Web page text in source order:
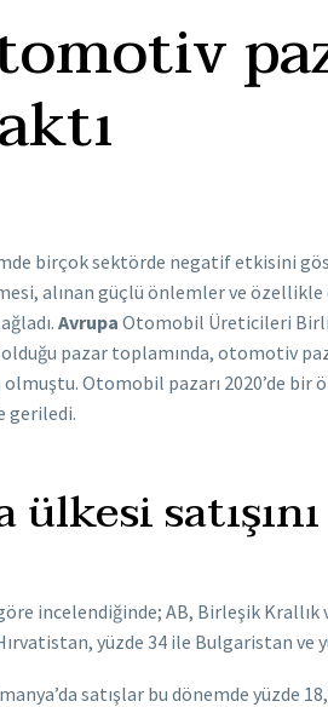
birçok sektörde negatif etkisini
alınan güçlü önlemler ve
Avrupa Otomobil Üreticileri
pazar toplamında, otomotiv
Otomobil pazarı 2020’de bir
geriledi.
incelendiğinde; AB, Birleşik
yüzde 34 ile Bulgaristan ve
satışlar bu dönemde yüzde